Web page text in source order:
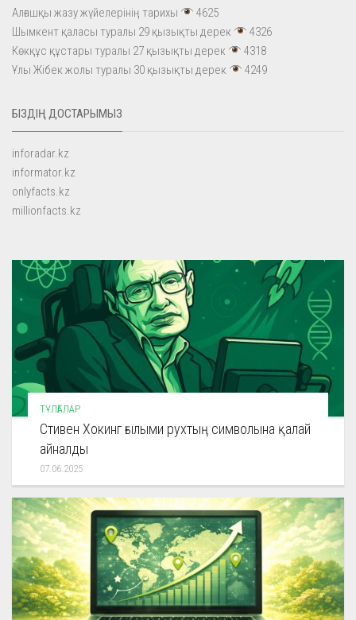
Алғашқы жазу жүйелерінің тарихы
4625
Шымкент қаласы туралы 29 қызықты дерек
4326
Көкқұс құстары туралы 27 қызықты дерек
4318
Ұлы Жібек жолы туралы 30 қызықты дерек
4249
БІЗДІҢ ДОСТАРЫМЫЗ
inforadar.kz
informator.kz
onlyfacts.kz
millionfacts.kz
ТҰЛҒАЛАР
Стивен Хокинг ғылыми рухтың символына қалай
айналды
07.06.2025